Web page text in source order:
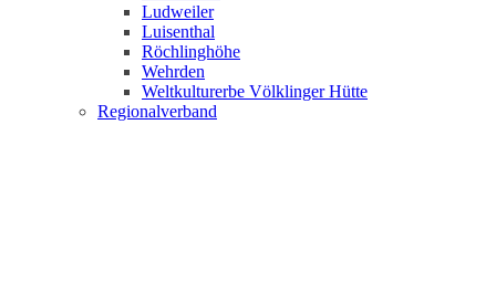
Ludweiler
Luisenthal
Röchlinghöhe
Wehrden
Weltkulturerbe Völklinger Hütte
Regionalverband